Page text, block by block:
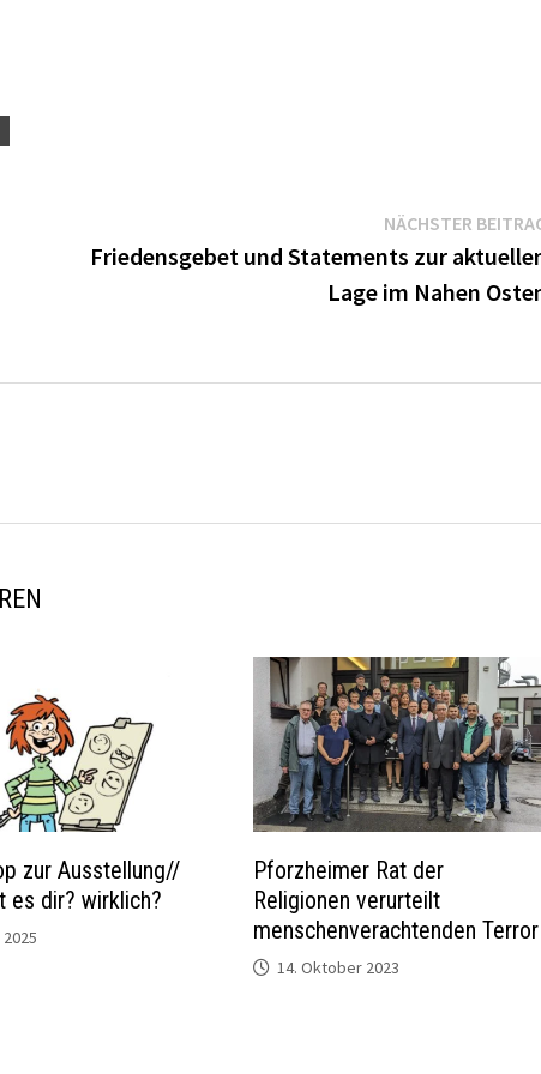
NÄCHSTER
Friedensgebet und Statements zur
Lage im Nahen
zur Ausstellung//
es dir? wirklich?
Pforzheimer Rat der
Religionen verurteilt
menschenverachtenden Terror
14. Oktober 2023